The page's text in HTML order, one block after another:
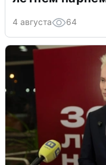
4 августа 64